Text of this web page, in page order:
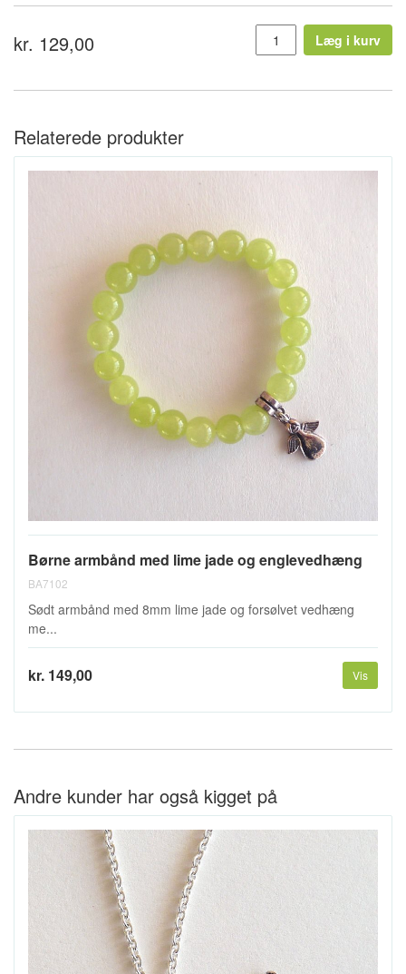
kr. 129,00 Læg i kurv
Relaterede produkter
Børne armbånd med lime jade og englevedhæng
BA7102
Sødt armbånd med 8mm lime jade og forsølvet vedhæng
me...
kr. 149,00 Vis
Andre kunder har også kigget på